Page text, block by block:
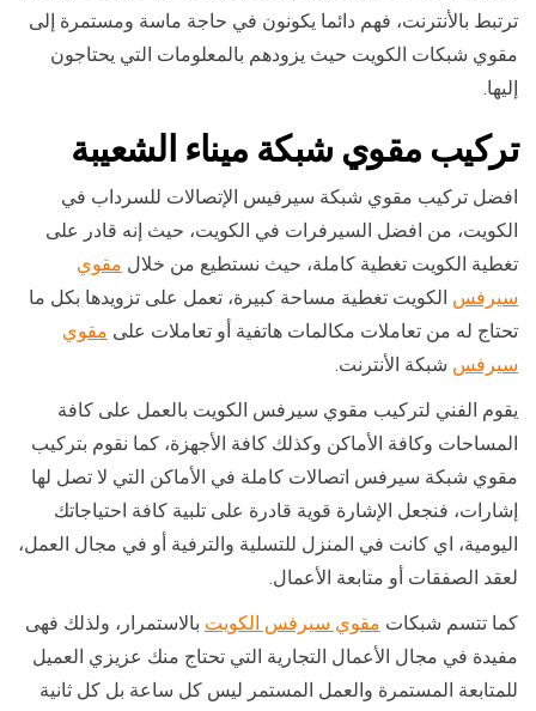
ترتبط بالأنترنت، فهم دائما يكونون في حاجة ماسة ومستمرة إلى
مقوي شبكات الكويت حيث يزودهم بالمعلومات التي يحتاجون
إليها.
تركيب مقوي شبكة ميناء الشعيبة
افضل تركيب مقوي شبكة سيرفيس الإتصالات للسرداب في
الكويت، من افضل السيرفرات في الكويت، حيث إنه قادر على
تغطية الكويت تغطية كاملة، حيث نستطيع من خلال مقوي
سيرفس الكويت تغطية مساحة كبيرة، تعمل على تزويدها بكل ما
تحتاج له من تعاملات مكالمات هاتفية أو تعاملات على مقوي
سيرفس شبكة الأنترنت.
يقوم الفني لتركيب مقوي سيرفس الكويت بالعمل على كافة
المساحات وكافة الأماكن وكذلك كافة الأجهزة، كما نقوم بتركيب
مقوي شبكة سيرفس اتصالات كاملة في الأماكن التي لا تصل لها
إشارات، فنجعل الإشارة قوية قادرة على تلبية كافة احتياجاتك
اليومية، اي كانت في المنزل للتسلية والترفية أو في مجال العمل،
لعقد الصفقات أو متابعة الأعمال.
كما تتسم شبكات مقوي سيرفس الكويت بالاستمرار، ولذلك فهى
مفيدة في مجال الأعمال التجارية التي تحتاج منك عزيزي العميل
للمتابعة المستمرة والعمل المستمر ليس كل ساعة بل كل ثانية